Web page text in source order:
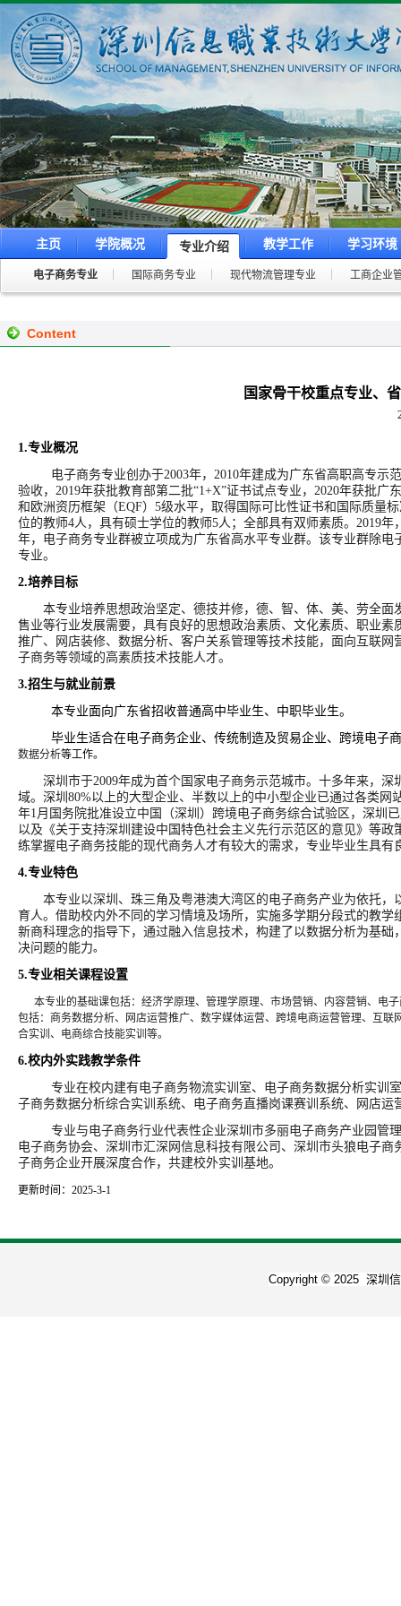
主页 学院概况 专业介绍 教学工作 学习环境
电子商务专业 国际商务专业 现代物流管理专业 工商企业
Content
国家骨干校重点专业、
1.专业概况
电子商务专业创办于2003年，2010年建成为广东省高职高专示
验收，2019年获批教育部第二批“1+X”证书试点专业，2020年获批广
和欧洲资历框架（EQF）5级水平，取得国际可比性证书和国际质量
位的教师4人，具有硕士学位的教师5人；全部具有双师素质。 2019年
年，电子商务专业群被立项成为广东省高水平专业群。该专业群除
专业。
2.培养目标
本专业培养思想政治坚定、德技并修，德、智、体、美、劳全面
售业等行业发展需要，具有良好的思想政治素质、文化素质、职业
推广、网店装修、数据分析、客户关系管理等技术技能，面向互联
子商务等领域的高素质技术技能人才。
3.招生与就业前景
本专业面向广东省招收普通高中毕业生、中职毕业生。
毕业生适合在电子商务企业、传统制造及贸易企业、跨境电子
数据分析等工作。
深圳市于2009年成为首个国家电子商务示范城市。十多年来，
域。深圳80%以上的大型企业、半数以上的中小型企业已通过各类
年1月国务院批准设立中国（深圳）跨境电子商务综合试验区，深圳
以及《关于支持深圳建设中国特色社会主义先行示范区的意见》等
练掌握电子商务技能的现代商务人才有较大的需求，专业毕业生具有
4.专业特色
本专业以深圳、珠三角及粤港澳大湾区的电子商务产业为依托，
育人。借助校内外不同的学习情境及场所，实施多学期分段式的教
新商科理念的指导下，通过融入信息技术，构建了以数据分析为基础
决问题的能力。
5.专业相关课程设置
本专业的基础课包括：经济学原理、管理学原理、市场营销、 内容营销、 电
包括：商务数据分析、
网店运营推广、数字媒体运营、跨境电商运营管理、互联
合实训、电商综合技能实训 等。
6.校内外实践教学条件
专业在校内建有电子商务物流实训室、电子商务数据分析实训
子商务数据分析综合实训系统、电子商务直播岗课赛训系统、网店运
专业与电子商务行业代表性企业深圳市多丽电子商务产业园管
电子商务协会、深圳市汇深网信息科技有限公司、深圳市头狼电子
子商务企业开展深度合作，共建校外实训基地。
更新时间：2025-3-1
Copyright © 2025 深圳